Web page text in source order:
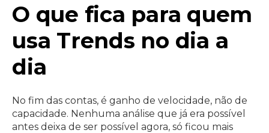
O que fica para quem
usa Trends no dia a
dia
No fim das contas, é ganho de velocidade, não de
capacidade. Nenhuma análise que já era possível
antes deixa de ser possível agora, só ficou mais